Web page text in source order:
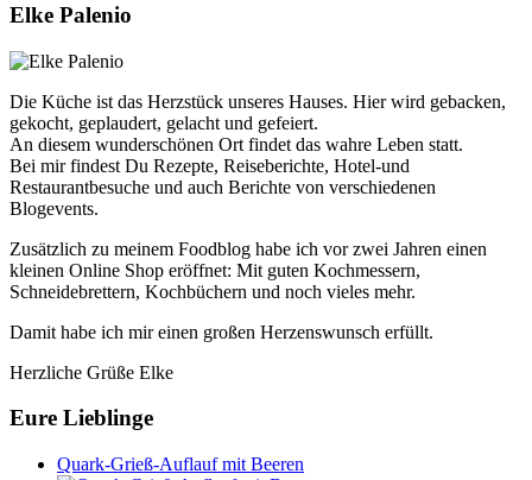
Elke Palenio
Die Küche ist das Herzstück unseres Hauses. Hier wird gebacken,
gekocht, geplaudert, gelacht und gefeiert.
An diesem wunderschönen Ort findet das wahre Leben statt.
Bei mir findest Du Rezepte, Reiseberichte, Hotel-und
Restaurantbesuche und auch Berichte von verschiedenen
Blogevents.
Zusätzlich zu meinem Foodblog habe ich vor zwei Jahren einen
kleinen Online Shop eröffnet: Mit guten Kochmessern,
Schneidebrettern, Kochbüchern und noch vieles mehr.
Damit habe ich mir einen großen Herzenswunsch erfüllt.
Herzliche Grüße Elke
Eure Lieblinge
Quark-Grieß-Auflauf mit Beeren